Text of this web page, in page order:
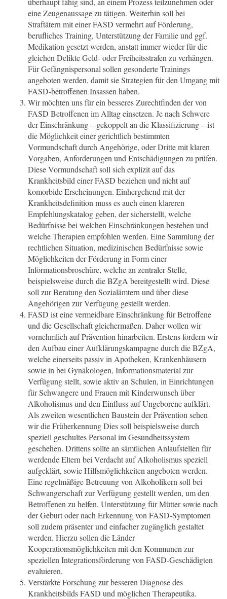
eine Zeugenaussage zu tätigen. Weiterhin soll bei
Straftätern mit einer FASD vermehrt auf Förderung,
berufliches Training, Unterstützung der Familie und ggf.
Medikation gesetzt werden, anstatt immer wieder für die
gleichen Delikte Geld- oder Freiheitsstrafen zu verhängen.
Für Gefängnispersonal sollen gesonderte Trainings
angeboten werden, damit sie Strategien für den Umgang mit
FASD-betroffenen Insassen haben.
Wir möchten uns für ein besseres Zurechtfinden der von
FASD Betroffenen im Alltag einsetzen. Je nach Schwere
der Einschränkung – gekoppelt an die Klassifizierung – ist
die Möglichkeit einer gerichtlich bestimmten
Vormundschaft durch Angehörige, oder Dritte mit klaren
Vorgaben, Anforderungen und Entschädigungen zu prüfen.
Diese Vormundschaft soll sich explizit auf das
Krankheitsbild einer FASD beziehen und nicht auf
komorbide Erscheinungen. Einhergehend mit der
Krankheitsdefinition muss es auch einen klareren
Empfehlungskatalog geben, der sicherstellt, welche
Bedürfnisse bei welchen Einschränkungen bestehen und
welche Therapien empfohlen werden. Eine Sammlung der
rechtlichen Situation, medizinischen Bedürfnisse sowie
Möglichkeiten der Förderung in Form einer
Informationsbroschüre, welche an zentraler Stelle,
beispielsweise durch die BZgA bereitgestellt wird. Diese
soll zur Beratung den Sozialämtern und über diese
Angehörigen zur Verfügung gestellt werden.
FASD ist eine vermeidbare Einschränkung für Betroffene
und die Gesellschaft gleichermaßen. Daher wollen wir
vornehmlich auf Prävention hinarbeiten. Erstens fordern wir
den Aufbau einer Aufklärungskampagne durch die BZgA,
welche einerseits passiv in Apotheken, Krankenhäusern
sowie in bei Gynäkologen, Informationsmaterial zur
Verfügung stellt, sowie aktiv an Schulen, in Einrichtungen
für Schwangere und Frauen mit Kinderwunsch über
Alkoholismus und den Einfluss auf Ungeborene aufklärt.
Als zweiten wesentlichen Baustein der Prävention sehen
wir die Früherkennung Dies soll beispielsweise durch
speziell geschultes Personal im Gesundheitssystem
geschehen. Drittens sollte an sämtlichen Anlaufstellen für
werdende Eltern bei Verdacht auf Alkoholismus speziell
aufgeklärt, sowie Hilfsmöglichkeiten angeboten werden.
Eine regelmäßige Betreuung von Alkoholikern soll bei
Schwangerschaft zur Verfügung gestellt werden, um den
Betroffenen zu helfen. Unterstützung für Mütter sowie nach
der Geburt oder nach Erkennung von FASD-Symptomen
soll zudem präsenter und einfacher zugänglich gestaltet
werden. Hierzu sollen die Länder
Kooperationsmöglichkeiten mit den Kommunen zur
speziellen Integrationsförderung von FASD-Geschädigten
evaluieren.
Verstärkte Forschung zur besseren Diagnose des
Krankheitsbilds FASD und möglichen Therapeutika.